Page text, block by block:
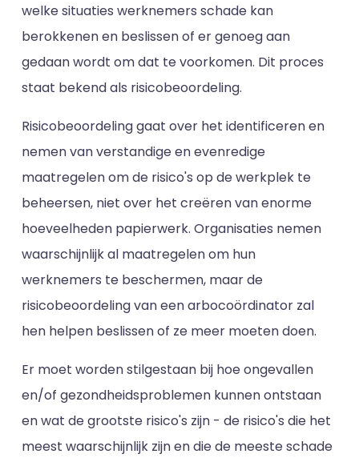
welke situaties werknemers schade kan
berokkenen en beslissen of er genoeg aan
gedaan wordt om dat te voorkomen. Dit proces
staat bekend als risicobeoordeling.
Risicobeoordeling gaat over het identificeren en
nemen van verstandige en evenredige
maatregelen om de risico's op de werkplek te
beheersen, niet over het creëren van enorme
hoeveelheden papierwerk. Organisaties nemen
waarschijnlijk al maatregelen om hun
werknemers te beschermen, maar de
risicobeoordeling van een arbocoördinator zal
hen helpen beslissen of ze meer moeten doen.
Er moet worden stilgestaan bij hoe ongevallen
en/of gezondheidsproblemen kunnen ontstaan
en wat de grootste risico's zijn - de risico's die het
meest waarschijnlijk zijn en die de meeste schade